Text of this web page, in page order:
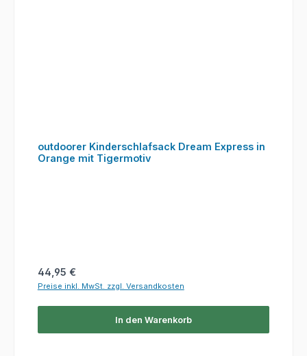
outdoorer Kinderschlafsack Dream Express in
Orange mit Tigermotiv
Regulärer Preis:
44,95 €
Preise inkl. MwSt. zzgl. Versandkosten
In den Warenkorb